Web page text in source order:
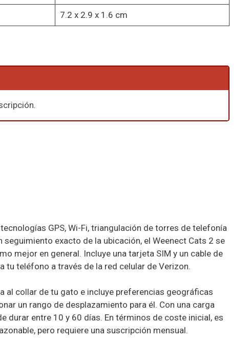
7.2 x 2.9 x 1.6 cm
GPS, Wi-Fi, triangulación de torres de telefonía
seguimiento exacto de la ubicación, el Weenect Cats 2 se
mejor en general. Incluye una tarjeta SIM y un cable de
tu teléfono a través de la red celular de Verizon.
al collar de tu gato e incluye preferencias geográficas
un rango de desplazamiento para él. Con una carga
durar entre 10 y 60 días. En términos de coste inicial, es
pero requiere una suscripción mensual.